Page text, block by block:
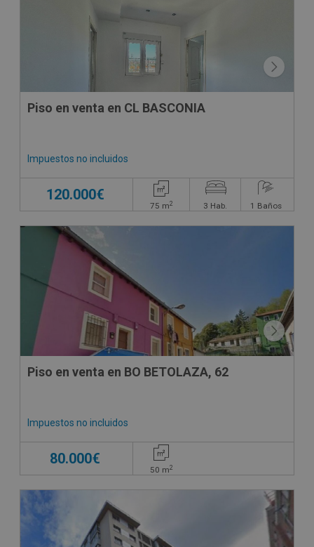
Piso en venta en CL BASCONIA
Impuestos no incluidos
120.000€
75 m2 3 Hab. 1 Baños
CESIÓN DE REMATE
Piso en venta en BO BETOLAZA, 62
Impuestos no incluidos
80.000€
50 m2
CESIÓN DE REMATE